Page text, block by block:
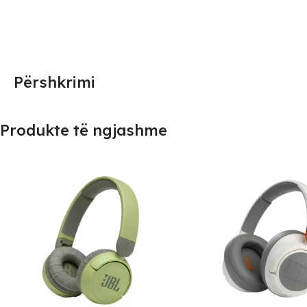
Përshkrimi
Produkte të ngjashme